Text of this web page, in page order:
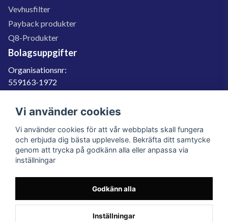
Vevhusfilter
Payback produkter
Q8-Produkter
Bolagsuppgifter
Organisationsnr:
559163-1972
SE559163197201
060-566 800
info@filter.se
559163-1972
© 2023 Filter.se, All rights reserved.
Vi använder cookies
Vi använder cookies för att vår webbplats skall fungera
och erbjuda dig bästa upplevelse. Bekräfta ditt samtycke
genom att trycka på godkänn alla eller anpassa via
inställningar
Godkänn alla
Inställningar